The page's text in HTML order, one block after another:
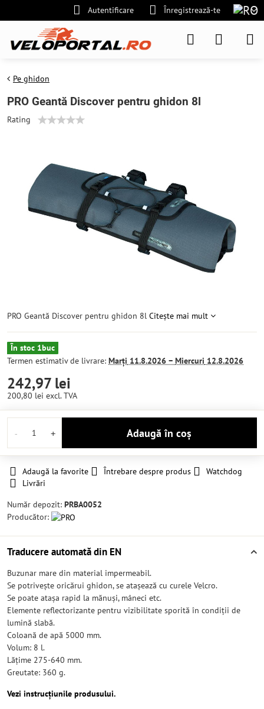
Autentificare Înregistrează-te
Pe ghidon
PRO Geantă Discover pentru ghidon 8l
Rating
PRO Geantă Discover pentru ghidon 8l Citește mai mult
În stoc 1buc
Termen estimativ de livrare: Marți 11.8.2026 − Miercuri 12.8.2026
242,97 lei
200,80 lei excl. TVA
Adaugă în coș
Adaugă la favorite Întrebare despre produs
Watchdog
Livrări
Număr depozit: PRBA0052
Producător:
Traducere automată din EN
Buzunar mare din material impermeabil.
Se potrivește oricărui ghidon, se atașează cu curele Velcro.
Se poate atașa rapid la mănuși, mâneci etc.
Elemente reflectorizante pentru vizibilitate sporită în condiții de
lumină slabă.
Coloană de apă 5000 mm.
Volum: 8 l.
Lățime 275-640 mm.
Greutate: 360 g.
Vezi instrucțiunile produsului.